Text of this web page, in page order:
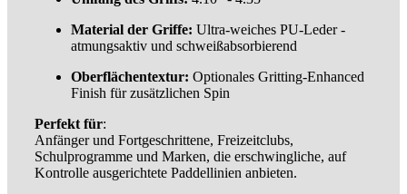
Material der Griffe: Ultra-weiches PU-Leder -
atmungsaktiv und schweißabsorbierend
Oberflächentextur: Optionales Gritting-Enhanced
Finish für zusätzlichen Spin
Perfekt für:
Anfänger und Fortgeschrittene, Freizeitclubs,
Schulprogramme und Marken, die erschwingliche, auf
Kontrolle ausgerichtete Paddellinien anbieten.